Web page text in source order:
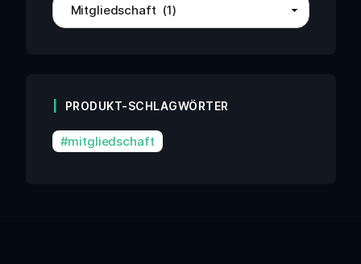
PRODUKT-SCHLAGWÖRTER
mitgliedschaft